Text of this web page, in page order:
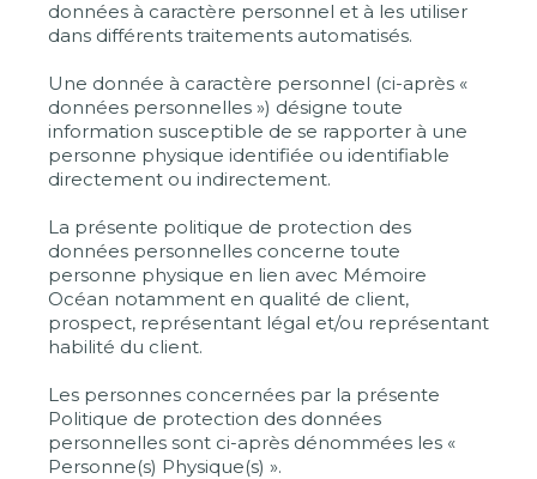
données à caractère personnel et à les utiliser
dans différents traitements automatisés.
Une donnée à caractère personnel (ci-après «
données personnelles ») désigne toute
information susceptible de se rapporter à une
personne physique identifiée ou identifiable
directement ou indirectement.
La présente politique de protection des
données personnelles concerne toute
personne physique en lien avec Mémoire
Océan notamment en qualité de client,
prospect, représentant légal et/ou représentant
habilité du client.
Les personnes concernées par la présente
Politique de protection des données
personnelles sont ci-après dénommées les «
Personne(s) Physique(s) ».